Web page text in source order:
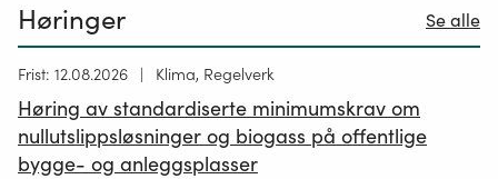
Høringer Se alle
Høring
publisert
12.05.2026
Frist: 12.08.2026 Klima, Regelverk
Høring av standardiserte minimumskrav om
nullutslippsløsninger og biogass på offentlige
bygge- og anleggsplasser